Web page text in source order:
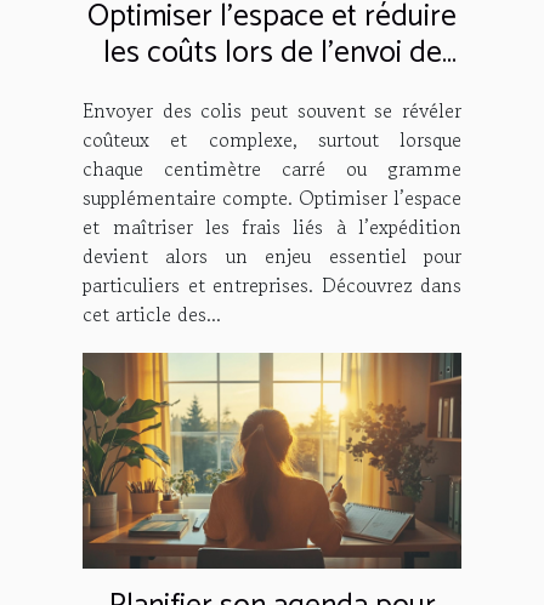
Optimiser l'espace et réduire
les coûts lors de l'envoi de
Envoyer des colis peut souvent se révéler
coûteux et complexe, surtout lorsque
chaque centimètre carré ou gramme
supplémentaire compte. Optimiser l’espace
et maîtriser les frais liés à l’expédition
devient alors un enjeu essentiel pour
particuliers et entreprises. Découvrez dans
cet article des...